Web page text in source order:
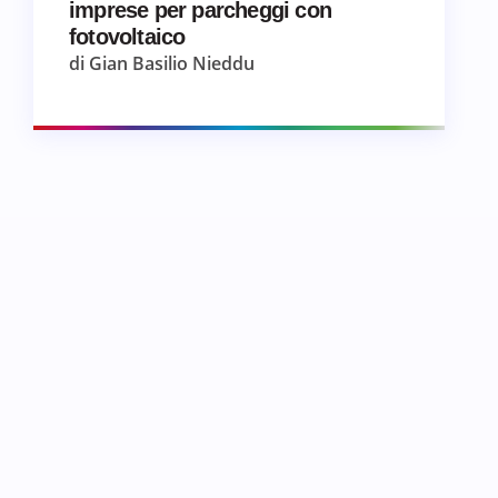
imprese per parcheggi con
fotovoltaico
di Gian Basilio Nieddu